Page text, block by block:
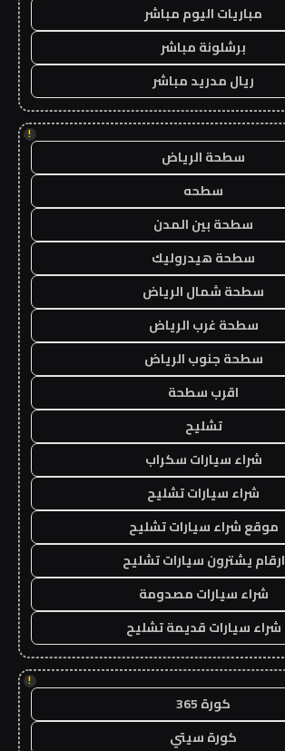
مباريات اليوم مباشر
برشلونة مباشر
ريال مدريد مباشر
!
سطحة الرياض
سطحه
سطحة بين المدن
سطحة هيدروليك
سطحة شمال الرياض
سطحة غرب الرياض
سطحة جنوب الرياض
اقرب سطحة
تشليح
شراء سيارات سكراب
شراء سيارات تشليح
موقع شراء سيارات تشليح
ارقام يشترون سيارات تشليح
شراء سيارات مصدومة
شراء سيارات قديمة تشليح
!
كورة 365
كورة سيتي